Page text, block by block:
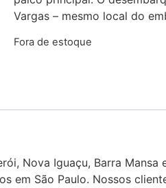
Vargas – mesmo local do
Fora de estoque
Nova Iguaçu, Barra Mansa
em São Paulo. Nossos